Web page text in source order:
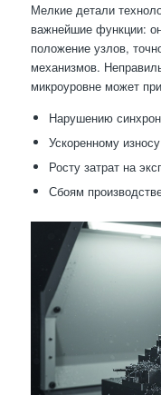
Мелкие детали
важнейшие функции:
положение узлов,
механизмов.
микроуровне может
Нарушению
Ускоренному
Росту затрат на
Сбоям